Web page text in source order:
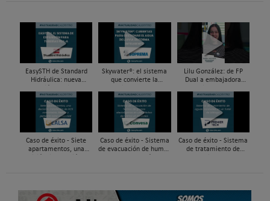
EasySTH de Standard
Hidráulica: nueva
de expansión para
tuberías PEX
Skywater®: el sistema
que convierte la
infraestructura activa de
gestión del agua...
Lilu González: de FP
Dual a embajadora
| Mecatrónica Industrial
Caso de éxito - Siete
apartamentos, una
Caso de éxito - Sistema
de evacuación de humos
Caso de éxito - Sistema
de tratamiento de